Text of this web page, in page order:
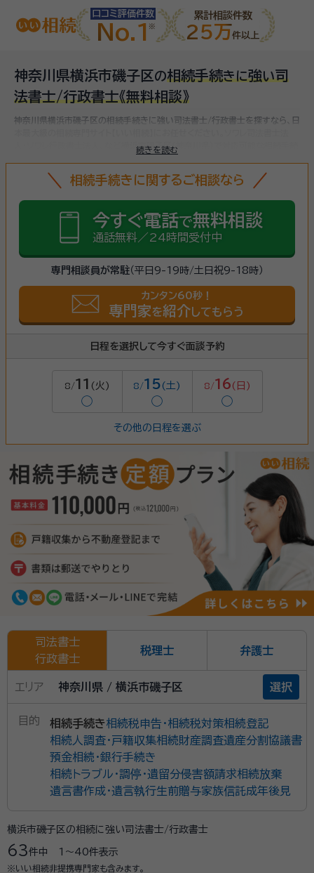
口コミ評価件数
No.1
累計相談件数
25万件以上
神奈川県横浜市磯子区の相続手続き に強い司
法書士/行政書士《無料相談》
続きを読む
神奈川県横浜市磯子区の相続手続きに強い司法書士/行政書士を探すなら、日
横浜市磯子区(神奈川県)で対応可能な相続手続
（故人）の財産を引き継ぐために必要な手続きです。相続人・相続財産の確認、
遺言書の確認、遺産分割協議、相続財産の名義変更、相続税の申告・納税（相続
相続手続きに関するご相談なら
今すぐ電話で無料相談
通話無料／24時間受付中
専門相談員が常駐（平日9-19時/土日祝9-18時）
カンタン60秒！
専門家を紹介 してもらう
日程を選択して今すぐ面談予約
8/11 (火)
◯
8/15(土)
◯
8/16 (日)
◯
その他の日程を選ぶ
司法書士
行政書士
税理士 弁護士
エリア 神奈川県 / 横浜市磯子区 選択
目的 相続手続き相続税申告・相続税対策相続登記
相続人調査・戸籍収集相続財産調査遺産分割協議書
預金相続・銀行手続き
相続トラブル・調停・遺留分侵害額請求相続放棄
遺言書作成・遺言執行生前贈与家族信託成年後見
横浜市磯子区の相続に強い司法書士/行政書士
63件中 1〜40件表示
※いい相続非提携専門家も含みます。